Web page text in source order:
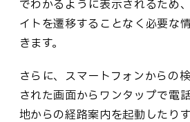
でわかるように表示されるため
イトを遷移することなく必要な
きます。
さらに、スマートフォンからの
された画面からワンタップで電
地からの経路案内を起動したり